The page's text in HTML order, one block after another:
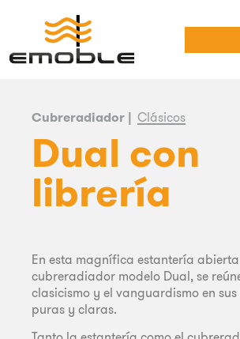
Cubreradiador | Clásicos
Dual con
librería
En esta magnífica estantería
cubreradiador modelo Dual, se
clasicismo y el vanguardismo en
puras y claras.